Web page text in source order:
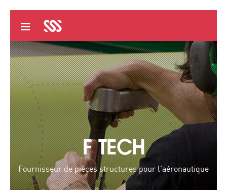
F TECH
Fournisseur de pièces structures pour l'aéronautique